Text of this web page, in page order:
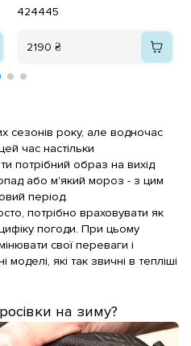
продукции и быструю доставку на
424445
2190 ₴
сезонів року, але водночас
час настільки
потрібний образ на вихід
або м'який мороз - з цим
період.
потрібно враховувати як
погоди. При цьому
свої переваги і
моделі, які так звичні в тепліші
на зиму?